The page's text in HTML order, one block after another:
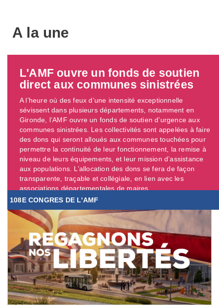
A la une
L'AMF ouvre un fonds de soutien
direct aux communes sinistrées
A l’heure où des feux d’une intensité exceptionnelle
sévissent dans plusieurs départements, notamment en
Gironde, l’AMF ouvre un fonds de soutien d’urgence aux
communes sinistrées. Les collectivités sont appelées à faire
des dons qui seront alloués aux communes touchées pour
permettre la continuité de leur fonctionnement, la remise à
niveau de leurs équipements, et leur mission d’assistance
aux populations. L’allocation des dons se fera de façon
transparente, traçable et collégiale, en lien avec les
associations départementales de maires. ...
108E CONGRES DE L'AMF